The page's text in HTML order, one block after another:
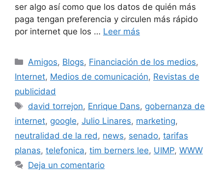
ser algo así como que los datos de quién más
paga tengan preferencia y circulen más rápido
por internet que los … Leer más
Categorías
Amigos, Blogs, Financiación de los medios,
Internet, Medios de comunicación, Revistas de
publicidad
Etiquetas
david torrejon, Enrique Dans, gobernanza de
internet, google, Julio Linares, marketing,
neutralidad de la red, news, senado, tarifas
planas, telefonica, tim berners lee, UIMP, WWW
Deja un comentario